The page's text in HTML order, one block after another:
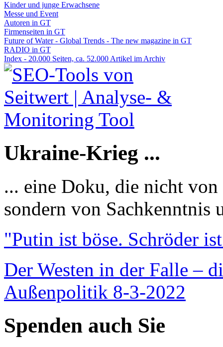
Kinder und junge Erwachsene
Messe und Event
Autoren in GT
Firmenseiten in GT
Future of Water - Global Trends - The new magazine in GT
RADIO in GT
Index - 20.000 Seiten, ca. 52.000 Artikel im Archiv
Ukraine-Krieg ...
... eine Doku, die nicht
sondern von Sachkenntnis
"Putin ist böse. Schröder
Der Westen in der Falle –
Außenpolitik 8-3-2022
Spenden auch Sie